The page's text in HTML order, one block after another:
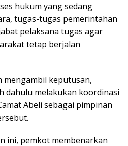
hukum yang sedang
tugas-tugas pemerintahan
pelaksana tugas agar
tetap berjalan
mengambil keputusan,
dahulu melakukan koordinasi
Abeli sebagai pimpinan
ini, pemkot membenarkan